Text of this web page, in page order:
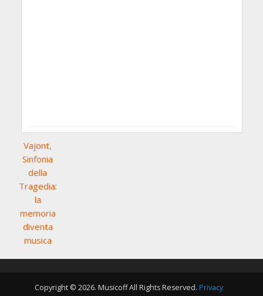
Vajont,
Sinfonia
della
Tragedia:
la
memoria
diventa
musica
Copyright © 2026. Musicoff All Rights Reserved. Privacy